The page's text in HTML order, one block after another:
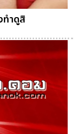
ทำดูสิ